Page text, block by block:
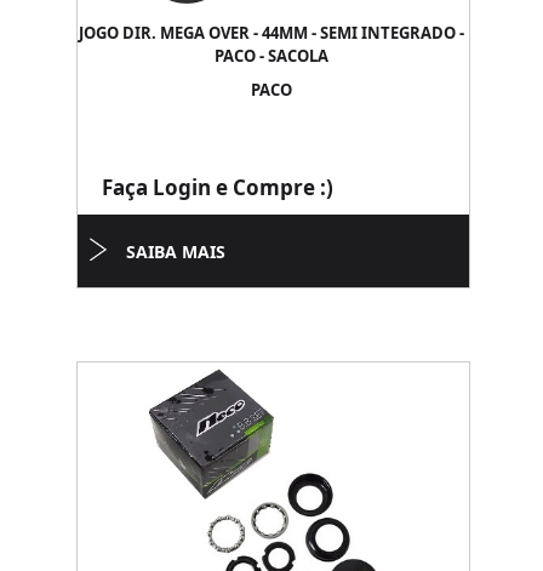
JOGO DIR. MEGA OVER - 44MM - SEMI INTEGRADO -
PACO - SACOLA
PACO
Faça Login e Compre :)
SAIBA MAIS